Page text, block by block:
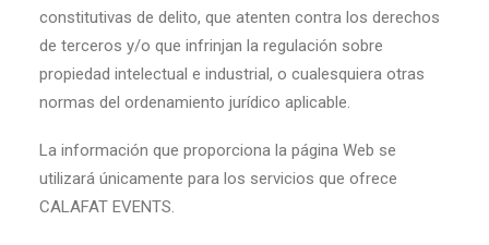
constitutivas de delito, que atenten contra los derechos
de terceros y/o que infrinjan la regulación sobre
propiedad intelectual e industrial, o cualesquiera otras
normas del ordenamiento jurídico aplicable.
La información que proporciona la página Web se
utilizará únicamente para los servicios que ofrece
CALAFAT EVENTS.